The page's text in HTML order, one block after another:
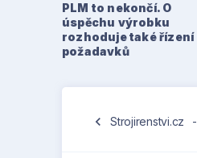
PLM to nekončí. O
úspěchu výrobku
rozhoduje také řízení
požadavků
chevron_left Strojirenstvi.cz -